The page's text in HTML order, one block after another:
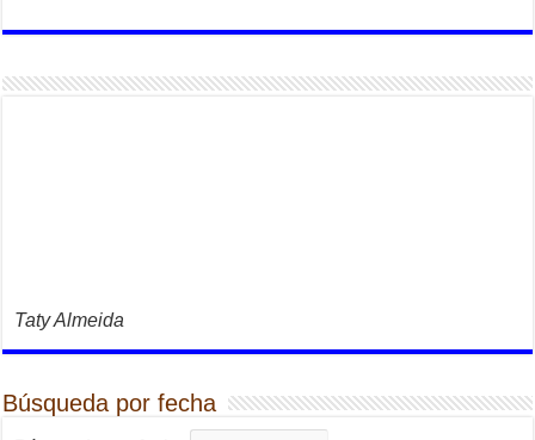
Taty Almeida
Búsqueda por fecha